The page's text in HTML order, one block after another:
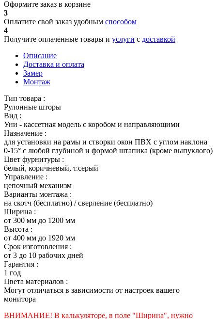
Оформите заказ в корзине
3
Оплатите свой заказ удобным способом
4
Получите оплаченные товары и услуги с доставкой
Описание
Доставка и оплата
Замер
Монтаж
Тип товара :
Рулонные шторы
Вид :
Уни - кассетная модель с коробом и направляющими
Назначение :
для установки на рамы и створки окон ПВХ с углом наклона
0-15° с любой глубиной и формой штапика (кроме выпуклого)
Цвет фурнитуры :
белый, коричневый, т.серый
Управление :
цепочный механизм
Варианты монтажа :
на скотч (бесплатно) / сверление (бесплатно)
Ширина :
от 300 мм до 1200 мм
Высота :
от 400 мм до 1920 мм
Срок изготовления :
от 3 до 10 рабочих дней
Гарантия :
1 год
Цвета материалов :
Могут отличаться в зависимости от настроек вашего
монитора
ВНИМАНИЕ! В калькуляторе, в поле "Ширина", нужно